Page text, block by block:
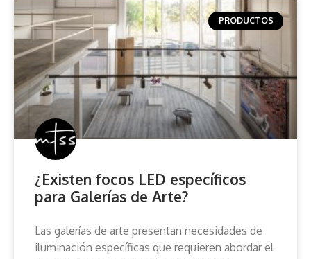
PRODUCTOS
¿Existen focos LED específicos
para Galerías de Arte?
Las galerías de arte presentan necesidades de
iluminación específicas que requieren abordar el